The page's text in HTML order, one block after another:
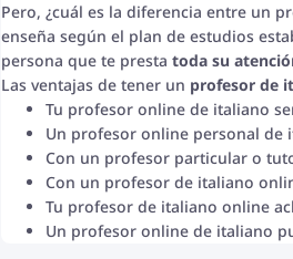
Pero, ¿cuál es la diferencia entre un
enseña según el plan de estudios
persona que te presta toda su
Las ventajas de tener un profesor de
Tu profesor online de italiano
Un profesor online personal de
Con un profesor particular o
Con un profesor de italiano
Tu profesor de italiano online
Un profesor online de italiano